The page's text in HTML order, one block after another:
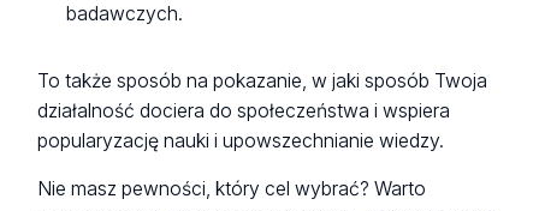
badawczych.
To także sposób na pokazanie, w jaki sposób Twoja
działalność dociera do społeczeństwa i wspiera
popularyzację nauki i upowszechnianie wiedzy.
Nie masz pewności, który cel wybrać? Warto